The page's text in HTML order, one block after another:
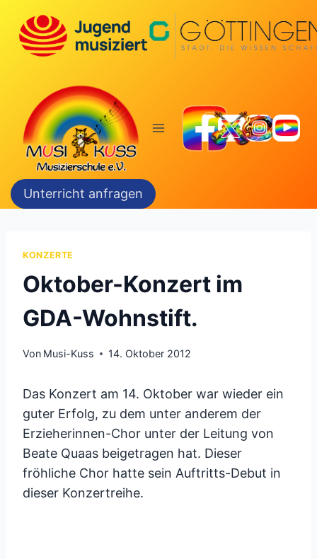
Inhalt
springen
Unterricht anfragen
KONZERTE
Oktober-Konzert im
GDA-Wohnstift.
Von Musi-Kuss 14. Oktober 2012
Das Konzert am 14. Oktober war wieder ein
guter Erfolg, zu dem unter anderem der
Erzieherinnen-Chor unter der Leitung von
Beate Quaas beigetragen hat. Dieser
fröhliche Chor hatte sein Auftritts-Debut in
dieser Konzertreihe.